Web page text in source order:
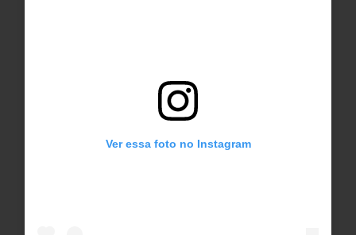
Ver essa foto no Instagram